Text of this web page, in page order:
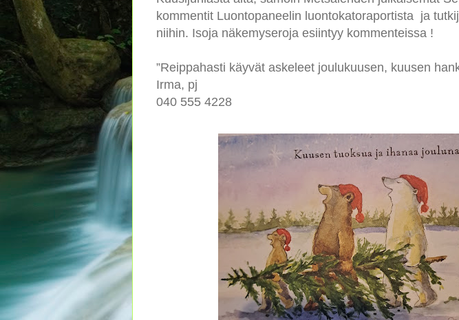
kommentit Luontopaneelin luontokatoraportista ja
niihin. Isoja näkemyseroja esiintyy kommenteissa !
”Reippahasti käyvät askeleet joulukuusen, kuusen
Irma, pj
040 555 4228